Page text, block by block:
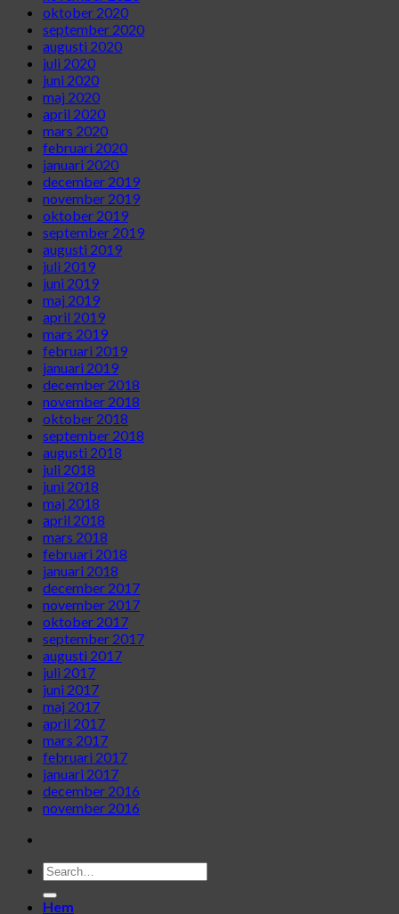
oktober 2020
september 2020
augusti 2020
juli 2020
juni 2020
maj 2020
april 2020
mars 2020
februari 2020
januari 2020
december 2019
november 2019
oktober 2019
september 2019
augusti 2019
juli 2019
juni 2019
maj 2019
april 2019
mars 2019
februari 2019
januari 2019
december 2018
november 2018
oktober 2018
september 2018
augusti 2018
juli 2018
juni 2018
maj 2018
april 2018
mars 2018
februari 2018
januari 2018
december 2017
november 2017
oktober 2017
september 2017
augusti 2017
juli 2017
juni 2017
maj 2017
april 2017
mars 2017
februari 2017
januari 2017
december 2016
november 2016
Hem